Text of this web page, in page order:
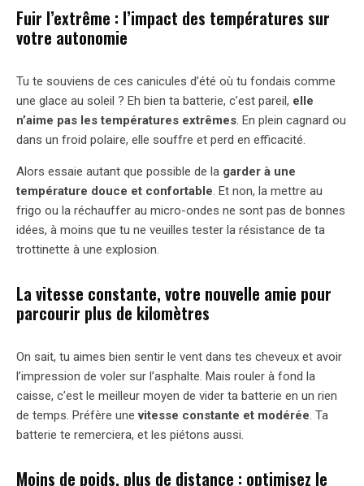
Fuir l’extrême : l’impact des températures sur
votre autonomie
Tu te souviens de ces canicules d’été où tu fondais comme
une glace au soleil ? Eh bien ta batterie, c’est pareil, elle
n’aime pas les températures extrêmes. En plein cagnard ou
dans un froid polaire, elle souffre et perd en efficacité.
Alors essaie autant que possible de la garder à une
température douce et confortable. Et non, la mettre au
frigo ou la réchauffer au micro-ondes ne sont pas de bonnes
idées, à moins que tu ne veuilles tester la résistance de ta
trottinette à une explosion.
La vitesse constante, votre nouvelle amie pour
parcourir plus de kilomètres
On sait, tu aimes bien sentir le vent dans tes cheveux et avoir
l’impression de voler sur l’asphalte. Mais rouler à fond la
caisse, c’est le meilleur moyen de vider ta batterie en un rien
de temps. Préfère une vitesse constante et modérée. Ta
batterie te remerciera, et les piétons aussi.
Moins de poids, plus de distance : optimisez le